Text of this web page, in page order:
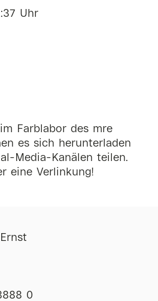
Uhr
Farblabor des mre
es sich herunterladen
Media-Kanälen teilen.
eine Verlinkung!
0